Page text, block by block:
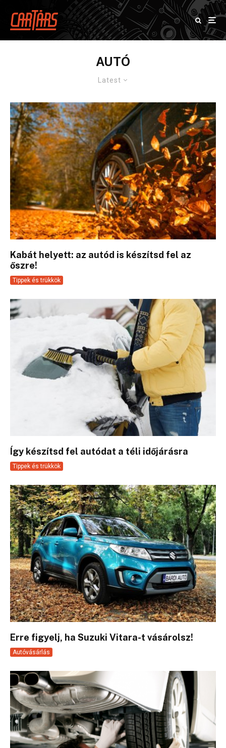
AUTÓ
Latest
Kabát helyett: az autód is készítsd fel az
őszre!
Tippek és trükkök
Így készítsd fel autódat a téli időjárásra
Tippek és trükkök
Erre figyelj, ha Suzuki Vitara-t vásárolsz!
Autóvásárlás